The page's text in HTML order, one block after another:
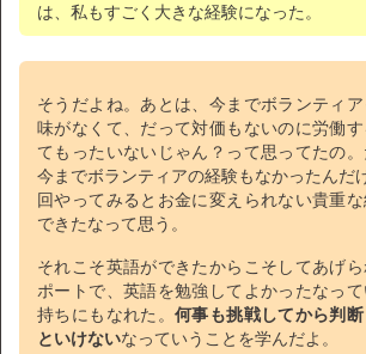
は、私もすごく大きな経験になった。
そうだよね。あとは、今までボランティ
味がなくて、だって対価もないのに労働
てもったいないじゃん？って思ってたの。
今までボランティアの経験もなかったんだ
回やってみるとお金に変えられない貴重
できたなって思う。
それこそ英語ができたからこそしてあげ
ポートで、英語を勉強してよかったなっ
持ちにもなれた。何事も挑戦してから判
といけないなっていうことを学んだよ。